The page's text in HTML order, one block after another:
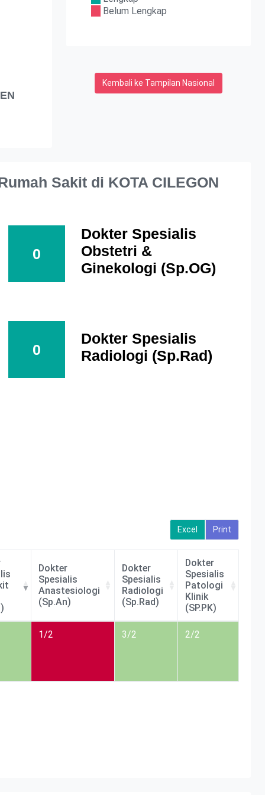
Belum Lengkap
Kembali ke Tampilan Nasional
Sakit di KOTA CILEGON
0
Dokter Spesialis
Obstetri &
Ginekologi (Sp.OG)
0
Dokter Spesialis
Radiologi (Sp.Rad)
Excel Print
Dokter
Spesialis
Anastesiologi
(Sp.An)
Dokter
Spesialis
Radiologi
(Sp.Rad)
Dokter
Spesialis
Patologi
Klinik
(SP.PK)
Spesialis
Spesialis
Spesialis
1/2 3/2 2/2